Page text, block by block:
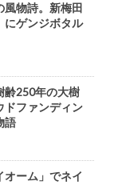
風物詩。新梅田
にゲンジボタル
齢250年の大樹
ドファンディン
語
オーム」でネイ